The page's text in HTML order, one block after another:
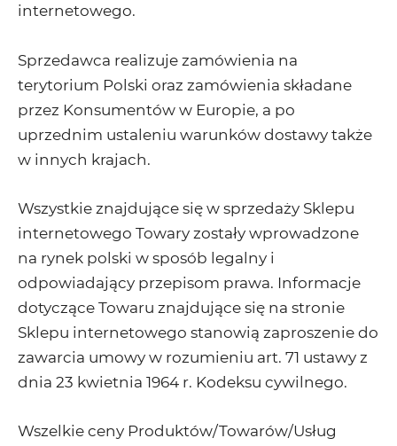
internetowego.
Sprzedawca realizuje zamówienia na
terytorium Polski oraz zamówienia składane
przez Konsumentów w Europie, a po
uprzednim ustaleniu warunków dostawy także
w innych krajach.
Wszystkie znajdujące się w sprzedaży Sklepu
internetowego Towary zostały wprowadzone
na rynek polski w sposób legalny i
odpowiadający przepisom prawa. Informacje
dotyczące Towaru znajdujące się na stronie
Sklepu internetowego stanowią zaproszenie do
zawarcia umowy w rozumieniu art. 71 ustawy z
dnia 23 kwietnia 1964 r. Kodeksu cywilnego.
Wszelkie ceny Produktów/Towarów/Usług